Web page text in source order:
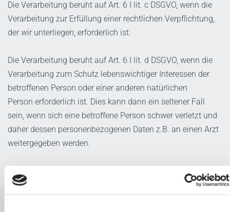
Die Verarbeitung beruht auf Art. 6 I lit. c DSGVO, wenn die
Verarbeitung zur Erfüllung einer rechtlichen Verpflichtung,
der wir unterliegen, erforderlich ist.
Die Verarbeitung beruht auf Art. 6 I lit. d DSGVO, wenn die
Verarbeitung zum Schutz lebenswichtiger Interessen der
betroffenen Person oder einer anderen natürlichen
Person erforderlich ist. Dies kann dann ein seltener Fall
sein, wenn sich eine betroffene Person schwer verletzt und
daher dessen personenbezogenen Daten z.B. an einen Arzt
weitergegeben werden.
Die Verarbeitung beruht auf Art. 6 I lit. f DSGVO, wenn die
Verarbeitung zur Wahrung der berechtigten Interessen des
Verantwortlichen oder eines Dritten erforderlich ist, sofern